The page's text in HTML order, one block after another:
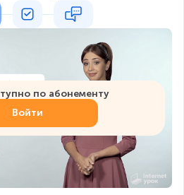
по абонементу
Войти